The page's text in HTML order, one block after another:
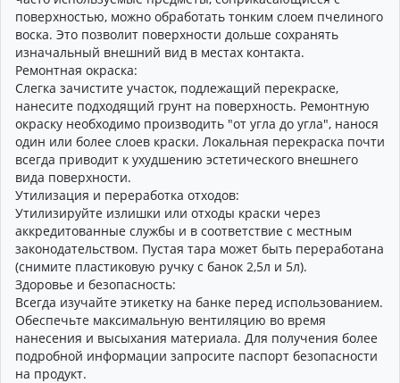
поверхностью, можно обработать тонким слоем пчелиного
воска. Это позволит поверхности дольше сохранять
изначальный внешний вид в местах контакта.
Ремонтная окраска:
Слегка зачистите участок, подлежащий перекраске,
нанесите подходящий грунт на поверхность. Ремонтную
окраску необходимо производить "от угла до угла", нанося
один или более слоев краски. Локальная перекраска почти
всегда приводит к ухудшению эстетического внешнего
вида поверхности.
Утилизация и переработка отходов:
Утилизируйте излишки или отходы краски через
аккредитованные службы и в соответствие с местным
законодательством. Пустая тара может быть переработана
(снимите пластиковую ручку с банок 2,5л и 5л).
Здоровье и безопасность:
Всегда изучайте этикетку на банке перед использованием.
Обеспечьте максимальную вентиляцию во время
нанесения и высыхания материала. Для получения более
подробной информации запросите паспорт безопасности
на продукт.